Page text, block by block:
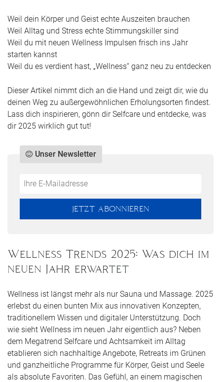
Weil dein Körper und Geist echte Auszeiten brauchen
Weil Alltag und Stress echte Stimmungskiller sind
Weil du mit neuen Wellness Impulsen frisch ins Jahr
starten kannst
Weil du es verdient hast, „Wellness“ ganz neu zu entdecken
Dieser Artikel nimmt dich an die Hand und zeigt dir, wie du
deinen Weg zu außergewöhnlichen Erholungsorten findest.
Lass dich inspirieren, gönn dir Selfcare und entdecke, was
dir 2025 wirklich gut tut!
Do
Unser Newsletter
*Ihre
JETZT ABONNIEREN
Wellness Trends 2025: Was dich im
neuen Jahr erwartet
Wellness ist längst mehr als nur Sauna und Massage. 2025
erlebst du einen bunten Mix aus innovativen Konzepten,
traditionellem Wissen und digitaler Unterstützung. Doch
wie sieht Wellness im neuen Jahr eigentlich aus? Neben
dem Megatrend Selfcare und Achtsamkeit im Alltag
etablieren sich nachhaltige Angebote, Retreats im Grünen
und ganzheitliche Programme für Körper, Geist und Seele
als absolute Favoriten. Das Gefühl, an einem magischen